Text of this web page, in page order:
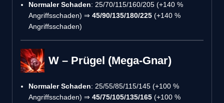
Normaler Schaden: 25/70/115/160/205 (+140 %
Angriffsschaden) ⇒ 45/90/135/180/225 (+140 %
Angriffsschaden)
W – Prügel (Mega-Gnar)
Normaler Schaden: 25/55/85/115/145 (+100 %
Angriffsschaden) ⇒ 45/75/105/135/165 (+100 %